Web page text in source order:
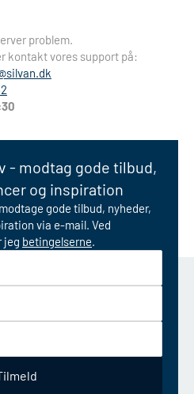
problem.
kontakt vores support på:
- modtag gode tilbud,
og inspiration
gode tilbud, nyheder,
via e-mail. Ved
jeg betingelserne.